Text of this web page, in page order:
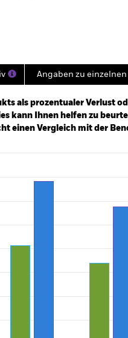
Angaben zu einzelnen
als prozentualer Verlust
kann Ihnen helfen zu
einen Vergleich mit der
16.